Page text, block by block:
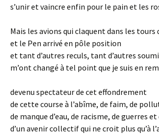
s’unir et vaincre enfin pour le pain et les
Mais les avions qui claquent dans les tours
et le Pen arrivé en pôle position
et tant d’autres reculs, tant d’autres
m’ont changé à tel point que je suis en
devenu spectateur de cet effondrement
de cette course à l’abîme, de faim, de
de manque d’eau, de racisme, de guerres et
d’un avenir collectif qui ne croit plus qu’à